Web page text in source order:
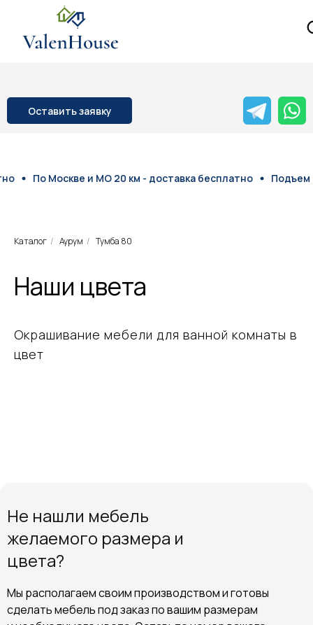
Оставить заявку
По Москве и МО 20 км - доставка бесплатно Подъем на
Каталог / Аурум / Тумба 80
Наши цвета
Окрашивание мебели для ванной комнаты в
цвет
Не нашли мебель
желаемого размера и
цвета?
Мы располагаем своим производством и готовы
сделать мебель под заказ по вашим размерам